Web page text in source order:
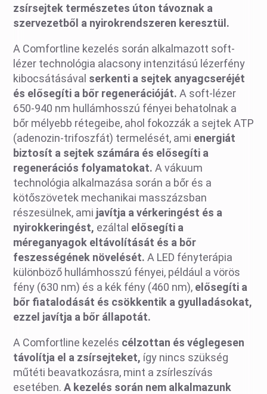
zsírsejtek természetes úton távoznak a
szervezetből a nyirokrendszeren keresztül.
A Comfortline kezelés során alkalmazott soft-
lézer technológia alacsony intenzitású lézerfény
kibocsátásával serkenti a sejtek anyagcseréjét
és elősegíti a bőr regenerációját. A soft-lézer
650-940 nm hullámhosszú fényei behatolnak a
bőr mélyebb rétegeibe, ahol fokozzák a sejtek ATP
(adenozin-trifoszfát) termelését, ami energiát
biztosít a sejtek számára és elősegíti a
regenerációs folyamatokat. A vákuum
technológia alkalmazása során a bőr és a
kötőszövetek mechanikai masszázsban
részesülnek, ami javítja a vérkeringést és a
nyirokkeringést, ezáltal elősegíti a
méreganyagok eltávolítását és a bőr
feszességének növelését. A LED fényterápia
különböző hullámhosszú fényei, például a vörös
fény (630 nm) és a kék fény (460 nm), elősegíti a
bőr fiatalodását és csökkentik a gyulladásokat,
ezzel javítja a bőr állapotát.
A Comfortline kezelés célzottan és véglegesen
távolítja el a zsírsejteket, így nincs szükség
műtéti beavatkozásra, mint a zsírleszívás
esetében. A kezelés során nem alkalmazunk